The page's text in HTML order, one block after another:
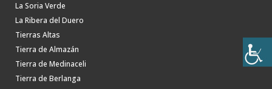
La Soria Verde
La Ribera del Duero
Tierras Altas
Tierra de Almazán
Tierra de Medinaceli
Tierra de Berlanga